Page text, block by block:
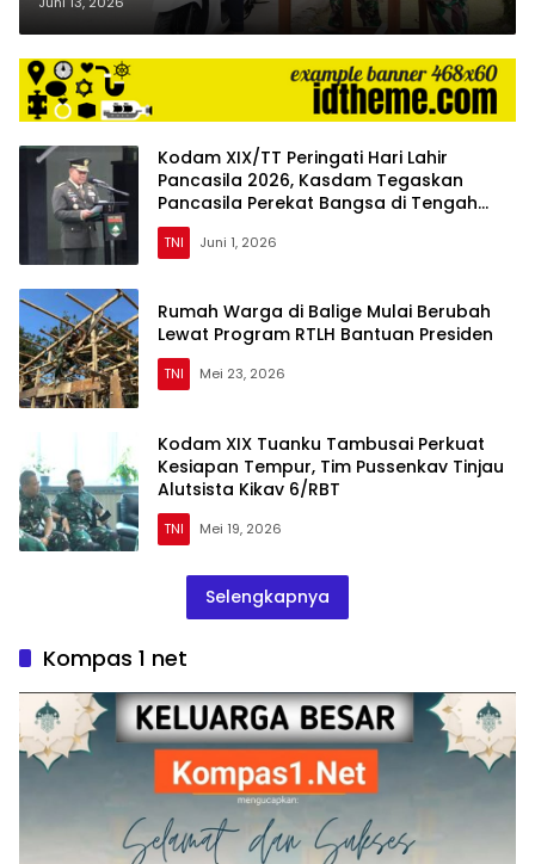
Kodam XIX/TT Peringati Hari Lahir
Pancasila 2026, Kasdam Tegaskan
Pancasila Perekat Bangsa di Tengah
Tantangan Global
TNI Juni 1, 2026
Rumah Warga di Balige Mulai Berubah
Lewat Program RTLH Bantuan Presiden
TNI Mei 23, 2026
Kodam XIX Tuanku Tambusai Perkuat
Kesiapan Tempur, Tim Pussenkav Tinjau
Alutsista Kikav 6/RBT
TNI Mei 19, 2026
Selengkapnya
Kompas 1 net